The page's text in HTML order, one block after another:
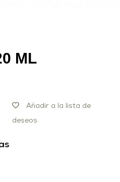
ML
Añadir a la lista de
deseos